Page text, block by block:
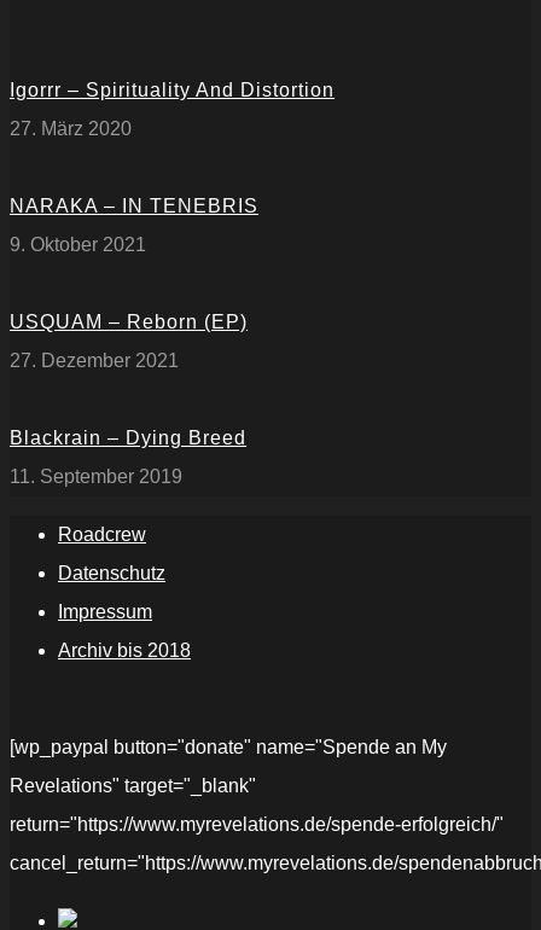
Igorrr – Spirituality And Distortion
27. März 2020
NARAKA – IN TENEBRIS
9. Oktober 2021
USQUAM – Reborn (EP)
27. Dezember 2021
Blackrain – Dying Breed
11. September 2019
Roadcrew
Datenschutz
Impressum
Archiv bis 2018
[wp_paypal button="donate" name="Spende an My
Revelations" target="_blank"
return="https://www.myrevelations.de/spende-erfolgreich/"
cancel_return="https://www.myrevelations.de/